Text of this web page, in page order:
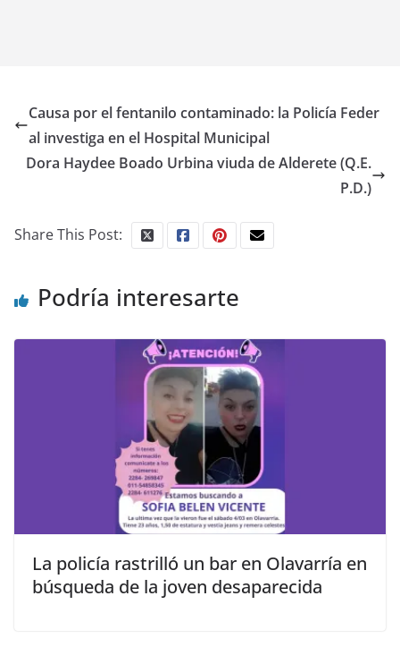
Causa por el fentanilo contaminado: la Policía Feder
al investiga en el Hospital Municipal
Dora Haydee Boado Urbina viuda de Alderete (Q.E.
P.D.)
Share This Post:
Podría interesarte
La policía rastrilló un bar en Olavarría en
búsqueda de la joven desaparecida